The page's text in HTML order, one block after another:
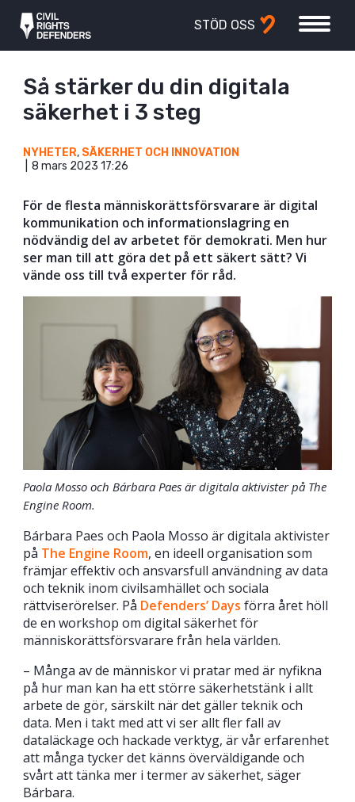
STÖD OSS
Så stärker du din digitala
säkerhet i 3 steg
NYHETER, SÄKERHET OCH INNOVATION
8 mars 2023 17:26
För de flesta människorättsförsvarare är digital
kommunikation och informationslagring en
nödvändig del av arbetet för demokrati. Men hur
ser man till att göra det på ett säkert sätt? Vi
vände oss till två experter för råd.
Paola Mosso och Bárbara Paes är digitala aktivister på The
Engine Room.
Bárbara Paes och Paola Mosso är digitala aktivister
på The Engine Room, en ideell organisation som
främjar effektiv och ansvarsfull användning av data
och teknik inom civilsamhället och sociala
rättviserörelser. På Defenders’ Days förra året höll
de en workshop om digital säkerhet för
människorättsförsvarare från hela världen.
– Många av de människor vi pratar med är nyfikna
på hur man kan ha ett större säkerhetstänk i allt
arbete de gör, särskilt när det gäller teknik och
data. Men i takt med att vi ser allt fler fall av
dataläckage och hackade verktyg, är vår erfarenhet
att många tycker det känns överväldigande och
svårt att tänka mer i termer av säkerhet, säger
Bárbara.